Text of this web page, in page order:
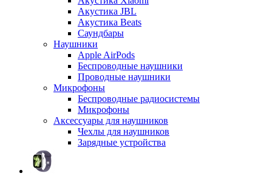
Акустика JBL
Акустика Beats
Саундбары
Наушники
Apple AirPods
Беспроводные наушники
Проводные наушники
Микрофоны
Беспроводные радиосистемы
Микрофоны
Аксессуары для наушников
Чехлы для наушников
Зарядные устройства